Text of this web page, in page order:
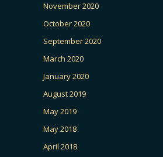
November 2020
October 2020
September 2020
March 2020
January 2020
August 2019
May 2019
May 2018
April 2018